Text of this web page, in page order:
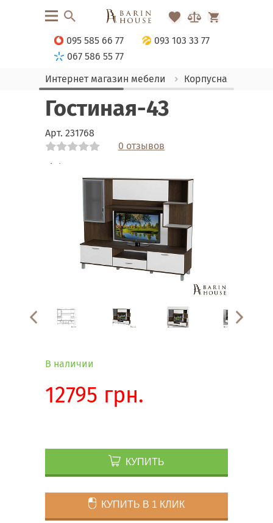
095 585 66 77
093 103 33 77
067 586 55 77
Интернет магазин мебели
Корпусная мебель
Гостиная-43
Арт. 231768
0 отзывов
Link
Link
Link
Link
В наличии
12795 грн.
КУПИТЬ
КУПИТЬ В 1 КЛИК